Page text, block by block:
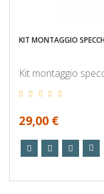
KIT MONTAGGIO
Kit montaggio
29,00 €